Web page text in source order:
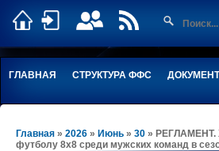
ГЛАВНАЯ СТРУКТУРА ФФС
Главная » 2026 » Июнь » 30 » РЕГЛАМЕНТ.
футболу 8х8 среди мужских команд в